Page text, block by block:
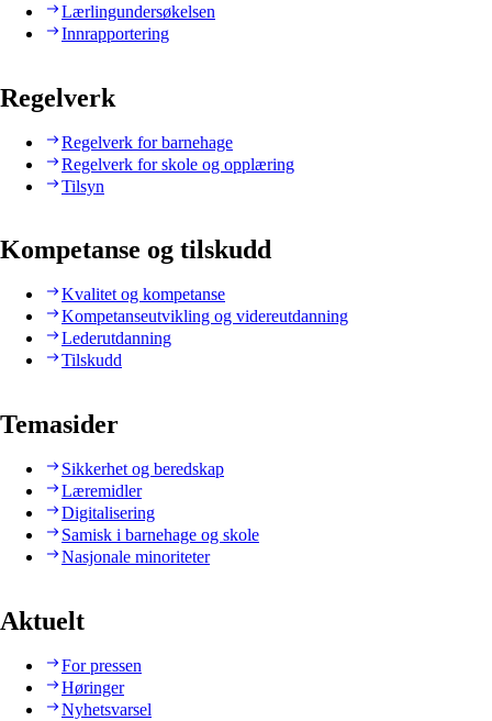
Lærlingundersøkelsen
Innrapportering
Regelverk
Regelverk for barnehage
Regelverk for skole og opplæring
Tilsyn
Kompetanse og tilskudd
Kvalitet og kompetanse
Kompetanseutvikling og videreutdanning
Lederutdanning
Tilskudd
Temasider
Sikkerhet og beredskap
Læremidler
Digitalisering
Samisk i barnehage og skole
Nasjonale minoriteter
Aktuelt
For pressen
Høringer
Nyhetsvarsel